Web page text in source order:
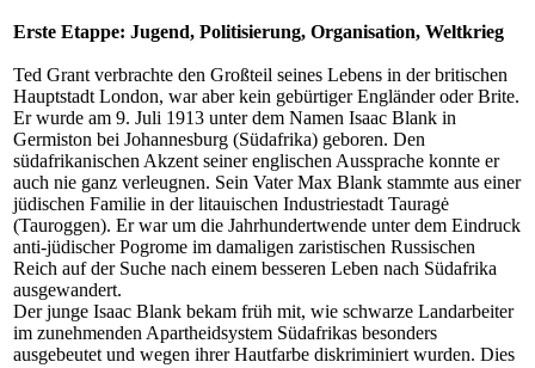
Erste Etappe: Jugend, Politisierung, Organisation, Weltkrieg
Ted Grant verbrachte den Großteil seines Lebens in der britischen
Hauptstadt London, war aber kein gebürtiger Engländer oder Brite.
Er wurde am 9. Juli 1913 unter dem Namen Isaac Blank in
Germiston bei Johannesburg (Südafrika) geboren. Den
südafrikanischen Akzent seiner englischen Aussprache konnte er
auch nie ganz verleugnen. Sein Vater Max Blank stammte aus einer
jüdischen Familie in der litauischen Industriestadt Tauragė
(Tauroggen). Er war um die Jahrhundertwende unter dem Eindruck
anti-jüdischer Pogrome im damaligen zaristischen Russischen
Reich auf der Suche nach einem besseren Leben nach Südafrika
ausgewandert.
Der junge Isaac Blank bekam früh mit, wie schwarze Landarbeiter
im zunehmenden Apartheidsystem Südafrikas besonders
ausgebeutet und wegen ihrer Hautfarbe diskriminiert wurden. Dies